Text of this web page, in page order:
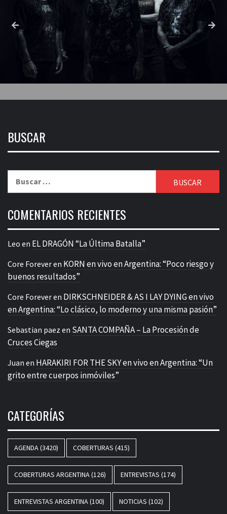
BUSCAR
COMENTARIOS RECIENTES
Leo en EL DRAGÓN “La Última Batalla”
Core Foreveren KORN en vivo en Argentina: “Poco riesgo y
buenos resultados”
Core Foreveren DIRKSCHNEIDER & AS I LAY DYING en vivo
en Argentina: “Lo clásico, lo moderno y una misma pasión”
Sebastian paez en SANTA COMPAÑA – La Procesión de
Cruces Ciegas
Juan en HARAKIRI FOR THE SKY en vivo en Argentina: “Un
grito entre cuerpos inmóviles”
CATEGORÍAS
AGENDA(3420) COBERTURAS (415)
COBERTURAS ARGENTINA(126) ENTREVISTAS (174)
ENTREVISTAS ARGENTINA(100) NOTICIAS (102)